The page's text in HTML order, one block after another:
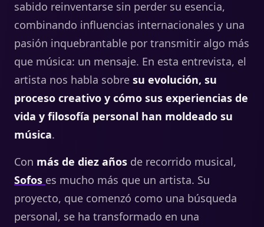
sabido reinventarse sin perder su esencia,
combinando influencias internacionales y una
pasión inquebrantable por transmitir algo más
que música: un mensaje. En esta entrevista, el
artista nos habla sobre su evolución, su
proceso creativo y cómo sus experiencias de
vida y filosofía personal han moldeado su
música.
Con más de diez años de recorrido musical,
Sofos es mucho más que un artista. Su
proyecto, que comenzó como una búsqueda
personal, se ha transformado en una